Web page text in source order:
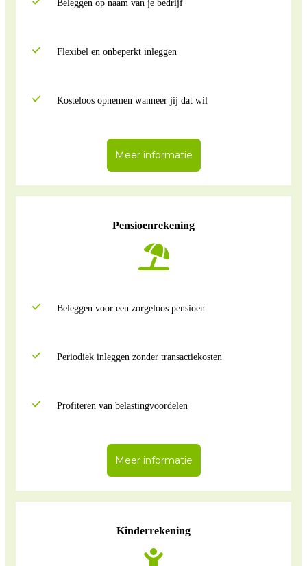
Beleggen op naam van je bedrijf
Flexibel en onbeperkt inleggen
Kosteloos opnemen wanneer jij dat wil
Meer informatie
Pensioenrekening
Beleggen voor een zorgeloos pensioen
Periodiek inleggen zonder transactiekosten
Profiteren van belastingvoordelen
Meer informatie
Kinderrekening